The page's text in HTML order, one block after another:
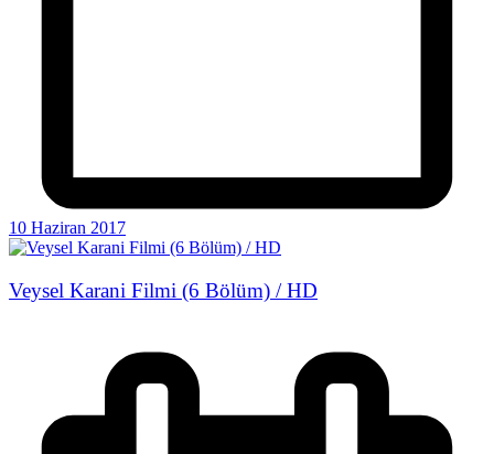
10 Haziran 2017
Veysel Karani Filmi (6 Bölüm) / HD